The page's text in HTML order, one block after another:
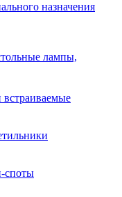
назначения
лампы,
споты